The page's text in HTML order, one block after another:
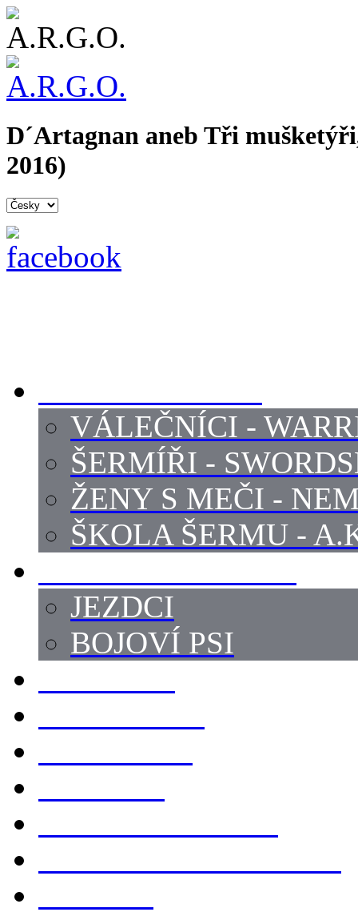
D´Artagnan aneb Tři
2016)
VÁLEČNÍCI -
ŠERMÍŘI -
ŽENY S MEČI -
ŠKOLA ŠERMU -
JEZDCI
BOJOVÍ PSI